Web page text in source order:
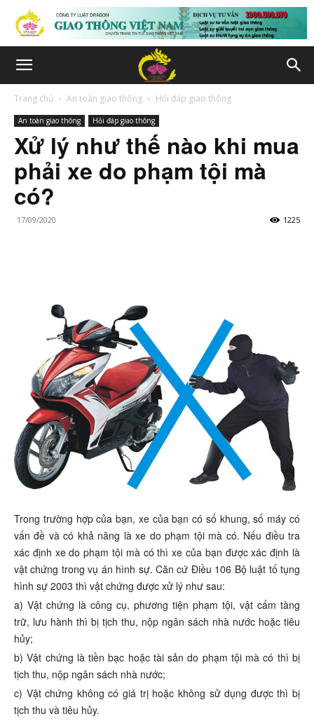
Trang chủ An toàn giao thông Hỏi đáp giao thông
An toàn giao thông Hỏi đáp giao thông
Xử lý như thế nào khi mua
phải xe do phạm tội mà
có?
17/09/2020 1225
Trong trường hợp của bạn, xe của bạn có số khung, số máy có
vấn đề và có khả năng là xe do phạm tội mà có. Nếu điều tra
xác định xe do phạm tội mà có thì xe của bạn được xác định là
vật chứng trong vụ án hình sự. Căn cứ Điều 106 Bộ luật tố tụng
hình sự 2003 thì vật chứng được xử lý như sau:
a) Vật chứng là công cụ, phương tiện phạm tội, vật cấm tàng
trữ, lưu hành thì bị tịch thu, nộp ngân sách nhà nước hoặc tiêu
hủy;
b) Vật chứng là tiền bạc hoặc tài sản do phạm tội mà có thì bị
tịch thu, nộp ngân sách nhà nước;
c) Vật chứng không có giá trị hoặc không sử dụng được thì bị
tịch thu và tiêu hủy.